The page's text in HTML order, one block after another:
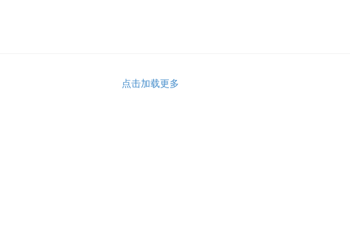
点击加载更多